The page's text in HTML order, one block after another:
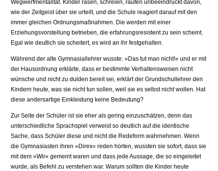
Wegwerfmentalität. Kinder rasen, schreien, raufen unbeeindruckt davon,
wie der Zeitgeist über sie urteilt, und die Schule reagiert darauf mit den
immer gleichen Ordnungsmaßnahmen. Die werden mit einer
Erziehungsvor­stellung betrieben, die erfahrungsresistent zu sein scheint.
Egal wie deutlich sie scheitert, es wird an ihr festgehalten.
Während der alte Gymnasiallehrer wusste: »Das tut man nicht!« und er mit
der Hausordnung erklärte, dass er bestimmte Verhaltensweisen nicht
wünsche und nicht zu dulden bereit sei, erklärt der Grundschullehrer den
Kindern heute, was sie nicht tun sollen, weil sie es selbst nicht wollen. Hat
diese andersartige Einkleidung keine Bedeutung?
Zur Seite der Schüler ist sie eher als gering einzuschätzen, denn das
unterschiedli­che Sprachspiel verweist so deutlich auf die identische
Sache, dass Schüler diese und nicht die Redeform wahrnehmen. Wenn
die Gymnasiasten ihren »Direx« reden hör­ten, wussten sie sofort, dass sie
mit dem »Wir« gemeint waren und dass jede Aussa­ge, die so eingeleitet
wurde, als Befehl zu verstehen war. Warum sollten die Kinder heute